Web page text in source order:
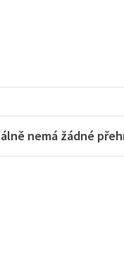
nemá žádné